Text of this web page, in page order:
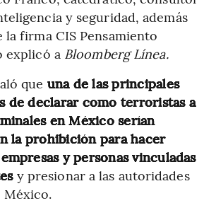
y seguridad, además
firma CIS Pensamiento
explicó a Bloomberg Línea.
que una de las principales
de declarar como terroristas a
en México serían
la prohibición para hacer
y personas vinculadas
y presionar a las autoridades
México.